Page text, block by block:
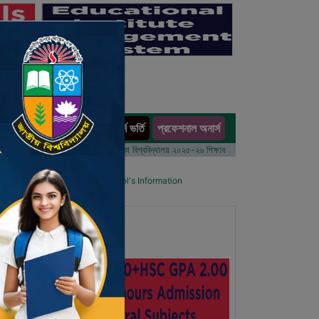
অনার্স ভর্তি প্রফেশনাল অনার্স
ভর্তি আবেদন বিজ্ঞপ্তি ঢাকা বিশ্ববিদ্যালয় ২০২৫-২৬ শিক্ষাবর্ষে আন্ডারগ্র্যাজুয়েট প্রোগ্রামে ভর্তি
Details Primary School's Information